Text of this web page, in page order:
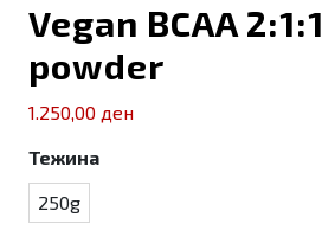
Vegan BCAA 2:1:1
powder
1.250,00 ден
Тежина
250g